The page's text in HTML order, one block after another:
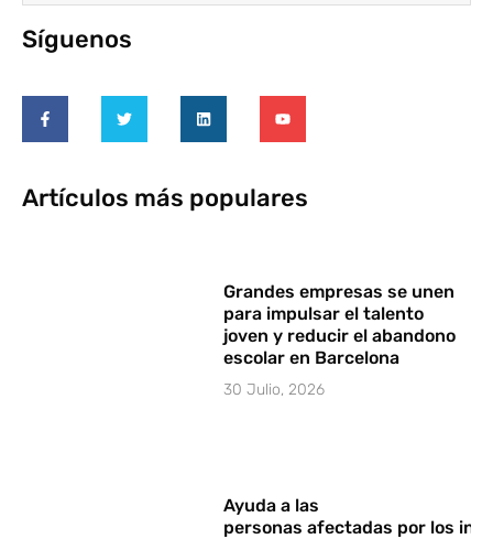
Síguenos
Artículos más populares
Grandes empresas se unen
para impulsar el talento
joven y reducir el abandono
escolar en Barcelona
30 Julio, 2026
Ayuda a las
personas afectadas por los